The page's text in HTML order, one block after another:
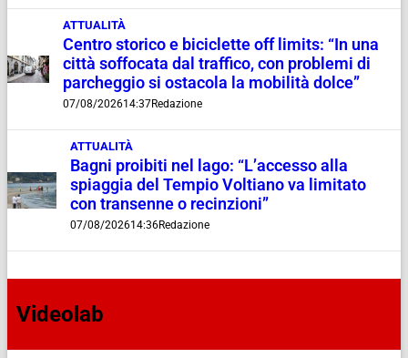
ATTUALITÀ
Centro storico e biciclette off limits: “In una
città soffocata dal traffico, con problemi di
parcheggio si ostacola la mobilità dolce”
07/08/202614:37Redazione
ATTUALITÀ
Bagni proibiti nel lago: “L’accesso alla
spiaggia del Tempio Voltiano va limitato
con transenne o recinzioni”
07/08/202614:36Redazione
Videolab